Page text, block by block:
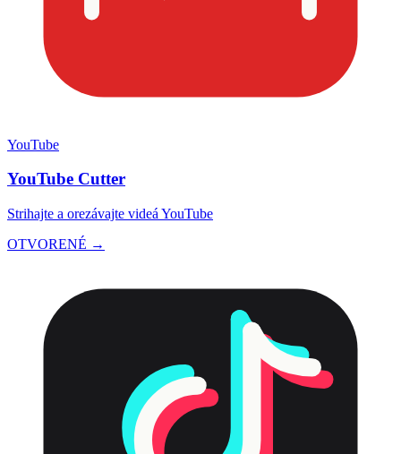
YouTube
YouTube Cutter
Strihajte a orezávajte videá YouTube
OTVORENÉ →